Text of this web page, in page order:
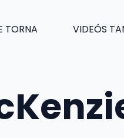
TORNA VIDEÓS